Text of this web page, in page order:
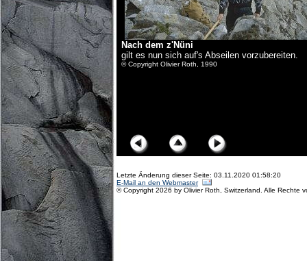
Nach dem z'Nüni
gilt es nun sich auf's Abseilen vorzubereiten.
© Copyright Olivier Roth, 1990
Letzte Änderung dieser Seite: 03.11.2020 01:58:20
E-Mail an den Webmaster
© Copyright 2026 by Olivier Roth, Switzerland. Alle Rechte